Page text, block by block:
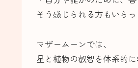
そう感じられる方もいらっ
マザームーンでは、
星と植物の叡智を体系的